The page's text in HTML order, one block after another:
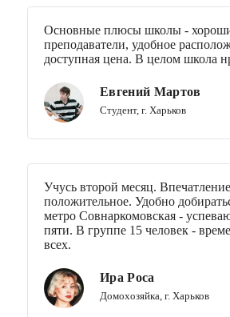
Основные плюсы школы -
преподаватели, удобное
доступная цена. В целом школа
Евгений Мартов
Студент, г. Харьков
Учусь второй месяц. Впечатление
положительное. Удобно
метро Совнаркомовская -
пяти. В группе 15 человек -
всех.
Ира Роса
Домохозяйка, г. Харьков